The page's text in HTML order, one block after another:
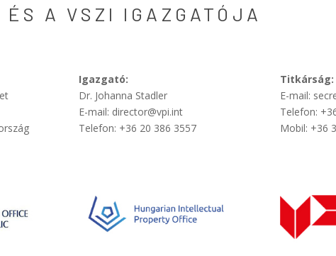
ÉS A VSZI IGAZGATÓJA
Igazgató:
Dr. Johanna Stadler
E-mail: director@vpi.int
Telefon: +36 20 386 3557
Titkárság:
E-mail:
Telefon:
Mobil: +36